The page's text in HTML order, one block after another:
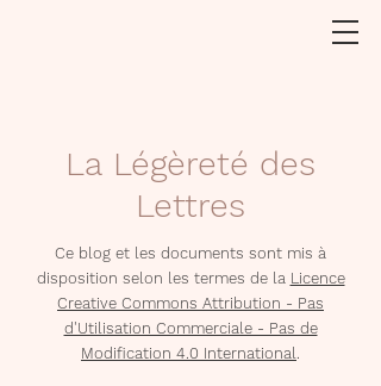
La Légèreté des
Lettres
Ce blog et les documents sont mis à
disposition selon les termes de la Licence
Creative Commons Attribution - Pas
d'Utilisation Commerciale - Pas de
Modification 4.0 International.